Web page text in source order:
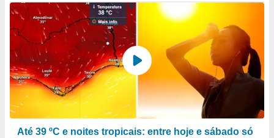
Até 39 ºC e noites tropicais: entre hoje e sábado só